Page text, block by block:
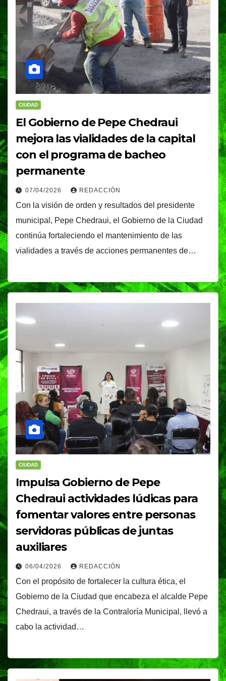
CIUDAD
El Gobierno de Pepe Chedraui
mejora las vialidades de la capital
con el programa de bacheo
permanente
07/04/2026 REDACCIÓN
Con la visión de orden y resultados del presidente
municipal, Pepe Chedraui, el Gobierno de la Ciudad
continúa fortaleciendo el mantenimiento de las
vialidades a través de acciones permanentes de…
CIUDAD
Impulsa Gobierno de Pepe
Chedraui actividades lúdicas para
fomentar valores entre personas
servidoras públicas de juntas
auxiliares
06/04/2026 REDACCIÓN
Con el propósito de fortalecer la cultura ética, el
Gobierno de la Ciudad que encabeza el alcalde Pepe
Chedraui, a través de la Contraloría Municipal, llevó a
cabo la actividad…